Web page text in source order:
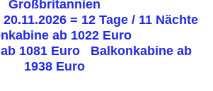
Großbritannien
= 12 Tage / 11 Nächte
ab 1022 Euro
1081 Euro Balkonkabine ab
1938 Euro